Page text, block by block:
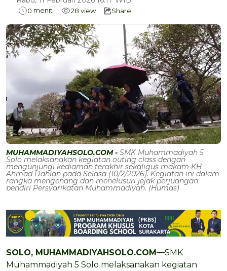
0 menit 28 view Share
MUHAMMADIYAHSOLO.COM - SMK Muhammadiyah 5
Solo melaksanakan kegiatan outing class dengan
mengunjungi kediaman terakhir sekaligus makam KH
Ahmad Dahlan pada Selasa (10/2/2026). Kegiatan ini dalam
rangka mengenang dan menelusuri jejak perjuangan
pendiri Persyarikatan Muhammadiyah. (Humas)
SOLO, MUHAMMADIYAHSOLO.COM—SMK
Muhammadiyah 5 Solo melaksanakan kegiatan